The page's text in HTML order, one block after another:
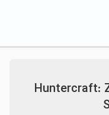
Huntercraft: